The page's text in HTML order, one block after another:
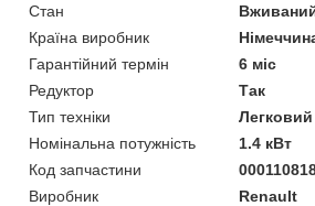
Стан
Країна виробник
Гарантійний термін
6 міс
Редуктор
Так
Тип техніки
Номінальна потужність
1.4 кВт
Код запчастини
Виробник
Renault